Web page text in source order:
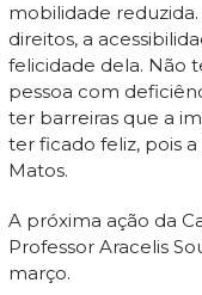
mobilidade
direitos, a
felicidade dela. Não
pessoa com
ter barreiras que a
ter ficado feliz, pois
Matos.
A próxima ação da
Professor Aracelis
março.